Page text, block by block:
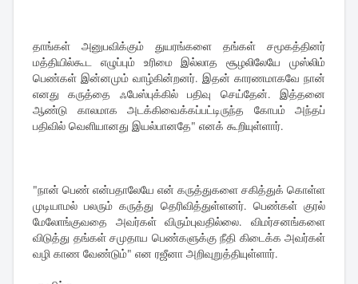
தாங்கள் அனுபவிக்கும் துயரங்களை தங்கள் சமூகத்தினர்
மத்தியில்கூட எழுப்பும் உரிமை இல்லாத சூழலிலேயே முஸ்லிம்
பெண்கள் இன்னமும் வாழ்கின்றனர். இதன் காரணமாகவே நான்
எனது கருத்தை ஃபேஸ்புக்கில் பதிவு செய்தேன். இத்தனை
ஆண்டு காலமாக அடக்கிவைக்கப்பட்டிருந்த கோபம் அந்தப்
பதிவில் வெளியானது இயல்பானதே" எனக் கூறியுள்ளார்.
"நான் பெண் என்பதாலேயே என் கருத்துகளை சகித்துக் கொள்ள
முடியாமல் பலரும் கருத்து தெரிவித்துள்ளனர். பெண்கள் குரல்
மேலோங்குவதை அவர்கள் விரும்புவதில்லை. விமர்சனங்களை
விடுத்து தங்கள் சமுதாய பெண்களுக்கு நீதி கிடைக்க அவர்கள்
வழி காண வேண்டும்" என ரஜீனா அறிவுறுத்தியுள்ளார்.